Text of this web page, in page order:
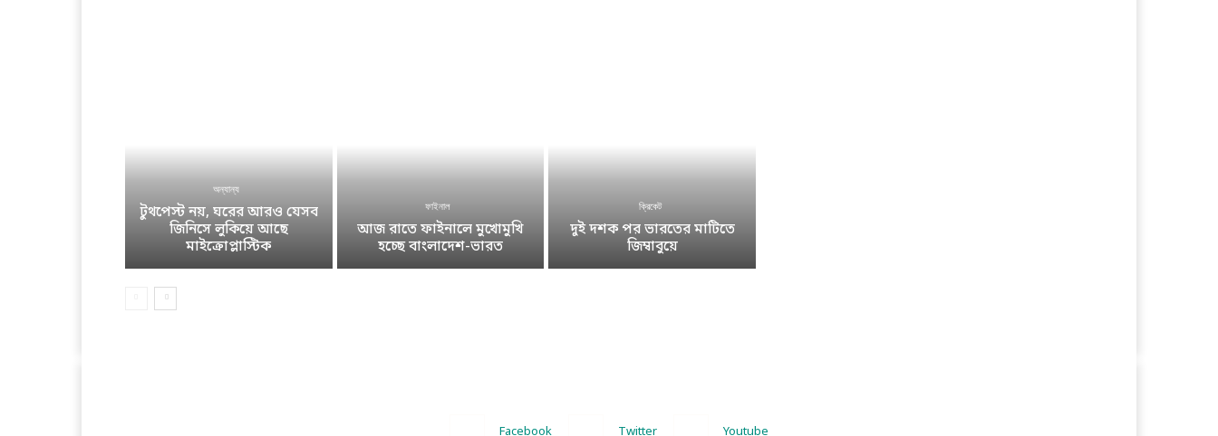
অন্যান্য
টুথপেস্ট নয়, ঘরের আরও যেসব
জিনিসে লুকিয়ে আছে
মাইক্রোপ্লাস্টিক
ফাইনাল
আজ রাতে ফাইনালে মুখোমুখি
হচ্ছে বাংলাদেশ-ভারত
ক্রিকেট
দুই দশক পর ভারতের মাটিতে
জিম্বাবুয়ে
Facebook Twitter Youtube